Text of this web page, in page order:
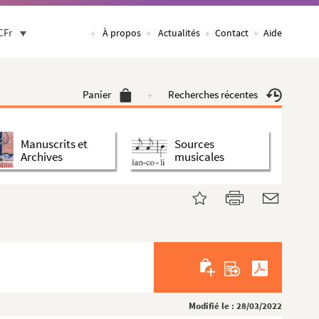
À propos Actualités Contact Aide
Panier Recherches récentes
Manuscrits et
Archives
Sources
musicales
Modifié le : 28/03/2022